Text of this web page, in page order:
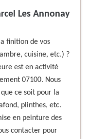
Les Annonay
finition de vos
cuisine, etc.) ?
est en activité
07100. Nous
ce soit pour la
plinthes, etc.
en peinture des
contacter pour